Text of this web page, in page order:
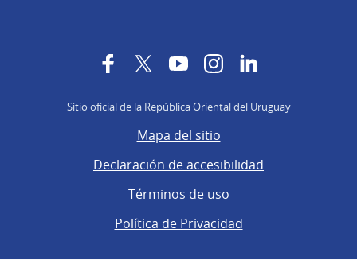
FacebookTwitterYouTubeInstagram
Sitio oficial de la República Oriental del Uruguay
Mapa del sitio
Declaración de accesibilidad
Términos de uso
Política de Privacidad